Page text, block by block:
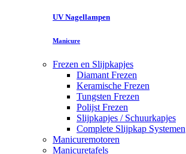
UV Nagellampen
Manicure
Frezen en Slijpkapjes
Diamant Frezen
Keramische Frezen
Tungsten Frezen
Polijst Frezen
Slijpkapjes / Schuurkapjes
Complete Slijpkap Systemen
Manicuremotoren
Manicuretafels